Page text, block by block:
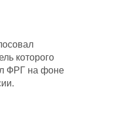
которого
ФРГ на фоне